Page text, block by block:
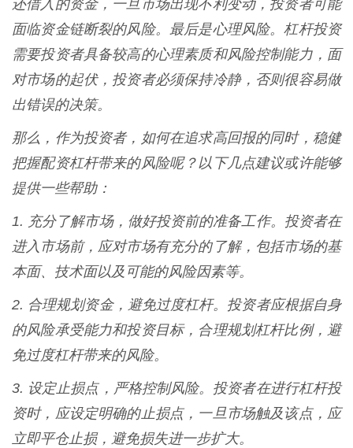
还借入的资金，一旦市场出现不利变动，投资者可能
面临资金链断裂的风险。最后是心理风险。杠杆投资
需要投资者具备较高的心理素质和风险控制能力，面
对市场的起伏，投资者必须保持冷静，否则很容易做
出错误的决策。
那么，作为投资者，如何在追求高回报的同时，稳健
把握配资杠杆带来的风险呢？以下几点建议或许能够
提供一些帮助：
1. 充分了解市场，做好投资前的准备工作。投资者在
进入市场前，应对市场有充分的了解，包括市场的基
本面、技术面以及可能的风险因素等。
2. 合理规划资金，避免过度杠杆。投资者应根据自身
的风险承受能力和投资目标，合理规划杠杆比例，避
免过度杠杆带来的风险。
3. 设定止损点，严格控制风险。投资者在进行杠杆投
资时，应设定明确的止损点，一旦市场触及该点，应
立即平仓止损，避免损失进一步扩大。